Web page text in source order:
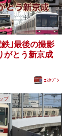
鉄｣最後の撮影
がとう新京成
ｴｽｾﾌﾞﾝ
プ